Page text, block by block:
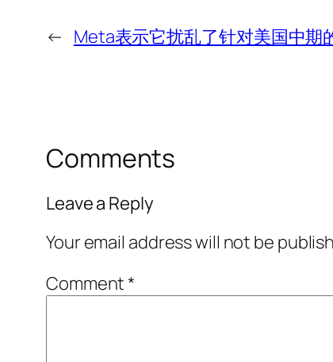
← Meta表示它扰乱了针对美国中期
Comments
Leave a Reply
Your email address will not be
Comment*